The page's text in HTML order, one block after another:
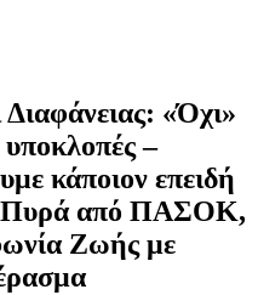
«Όχι»
υποκλοπές –
κάποιον επειδή
Πυρά από ΠΑΣΟΚ,
Ζωής με